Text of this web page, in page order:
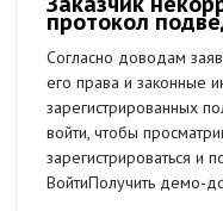
протокол
Согласно доводам
его права и законные
зарегистрированных
войти, чтобы
зарегистрироваться и
ВойтиПолучить демо-